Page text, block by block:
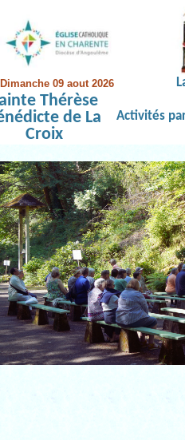
Dimanche 09 aout 2026
Thérèse
de La
Croix
Activités